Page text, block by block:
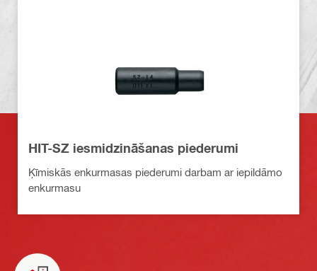
HIT-SZ iesmidzināšanas piederumi
Ķīmiskās enkurmasas piederumi darbam ar iepildāmo
enkurmasu